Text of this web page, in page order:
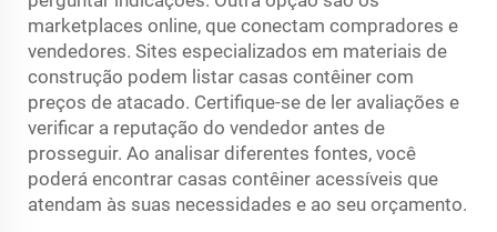
marketplaces online, que conectam compradores e
vendedores. Sites especializados em materiais de
construção podem listar casas contêiner com
preços de atacado. Certifique-se de ler avaliações e
verificar a reputação do vendedor antes de
prosseguir. Ao analisar diferentes fontes, você
poderá encontrar casas contêiner acessíveis que
atendam às suas necessidades e ao seu orçamento.